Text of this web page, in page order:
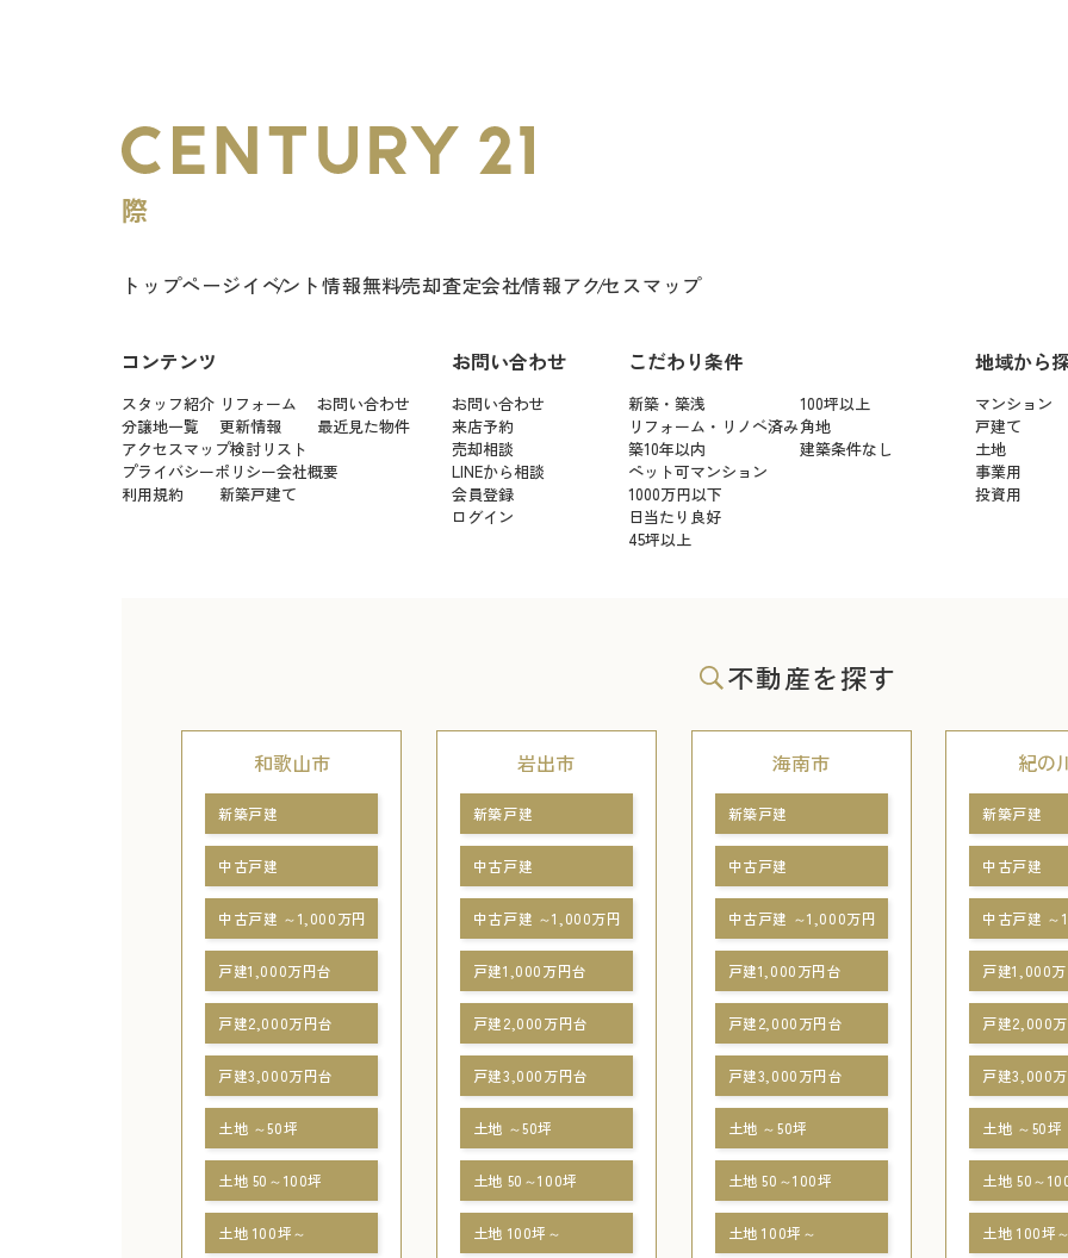
トップページイベント情報無料売却査定会社情報アクセスマップ
コンテンツ
スタッフ紹介 リフォーム
お問い合わせ
分譲地一覧
更新情報
最近見た物件
アクセスマップ検討リスト
プライバシーポリシー会社概要
利用規約
新築戸建て
お問い合わせ
お問い合わせ
来店予約
売却相談
LINEから相談
会員登録
ログイン
こだわり条件
新築・築浅
100坪以上
リフォーム・リノベ済み角地
築10年以内
建築条件なし
ペット可マンション
1000万円以下
日当たり良好
45坪以上
地域から
マンション
戸建て
土地
事業用
投資用
不動産を探す
和歌山市
新築戸建
中古戸建
中古戸建 ～1,000万円
戸建1,000万円台
戸建2,000万円台
戸建3,000万円台
土地 ～50坪
土地 50～100坪
土地 100坪～
岩出市
新築戸建
中古戸建
中古戸建 ～1,000万円
戸建1,000万円台
戸建2,000万円台
戸建3,000万円台
土地 ～50坪
土地 50～100坪
土地 100坪～
海南市
新築戸建
中古戸建
中古戸建 ～1,000万円
戸建1,000万円台
戸建2,000万円台
戸建3,000万円台
土地 ～50坪
土地 50～100坪
土地 100坪～
紀の
新築戸建
中古戸建
中古戸建 ～
戸建1,000
戸建2,000
戸建3,000
土地 ～50坪
土地 50～
土地 100坪